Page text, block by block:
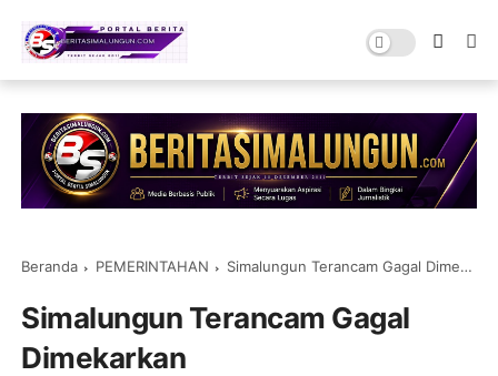
Beranda PEMERINTAHAN Simalungun Terancam Gagal Dimekarkan
Simalungun Terancam Gagal
Dimekarkan